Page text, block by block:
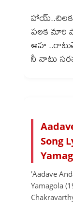
హాయ్..చిలక
పలక మారి
అహ
Song
'Aadave
Yamagola